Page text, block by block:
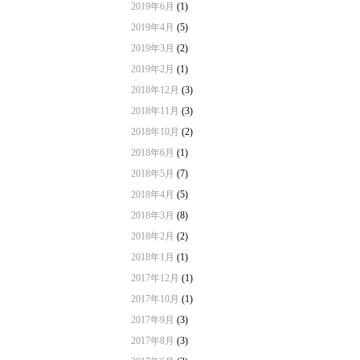
2019年6月 (1)
2019年4月 (5)
2019年3月 (2)
2019年2月 (1)
2018年12月 (3)
2018年11月 (3)
2018年10月 (2)
2018年6月 (1)
2018年5月 (7)
2018年4月 (5)
2018年3月 (8)
2018年2月 (2)
2018年1月 (1)
2017年12月 (1)
2017年10月 (1)
2017年9月 (3)
2017年8月 (3)